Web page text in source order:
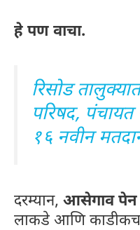
हे पण वाचा.
रिसोड
परिषद,
१६ नवीन मतदान
दरम्यान, आसेगाव पेन
लाकडे आणि